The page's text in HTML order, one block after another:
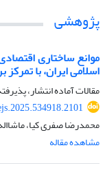
پژوهشی
موانع ساختاری
اسلامی ایران، با تمرکز
مقالات آماده انتشار،
محمدرضا صفری کیا،
مشاهده مقاله